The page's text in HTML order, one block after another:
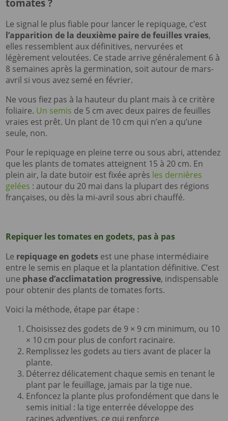
tomates ?
Le signal le plus fiable pour lancer le repiquage, c’est
l’apparition de la deuxième paire de feuilles vraies,
elles ressemblent aux définitives, nervurées et
légèrement veloutées. Ce stade arrive généralement 6 à
8 semaines après la germination, soit autour de mars-
avril si vous avez semé en février.
Ne vous fiez pas à la hauteur du plant mais à ce critère
foliaire. Un semis de 5 cm avec deux paires de feuilles
vraies est prêt. Un plant de 10 cm qui n’en a qu’une
seule, non.
Pour le repiquage en pleine terre ou sous abri, attendez
que les plants de tomates atteignent 15 à 20 cm. En
plein air, la date butoir est fixée après les dernières
gelées : autour du 20 mai dans la plupart des régions
françaises, ou dès la mi-avril sous abri chauffé.
Repiquer les tomates en godets, pas à pas
Le repiquage en godets est une phase intermédiaire
entre le semis en plaque et la plantation définitive. C’est
une phase d’acclimatation progressive, indispensable
pour obtenir des plants de tomates forts.
Voici la méthode, étape par étape :
Choisissez des godets de 9 × 9 cm minimum, ou 10
× 10 cm pour plus de confort racinaire.
Remplissez les godets au tiers avant de placer la
plante.
Déterrez délicatement chaque semis en tenant le
plant par le feuillage, jamais par la tige nue.
Enfoncez la plante plus profondément que dans le
semis initial : la tige enterrée développe des
racines adventives, ce qui renforce